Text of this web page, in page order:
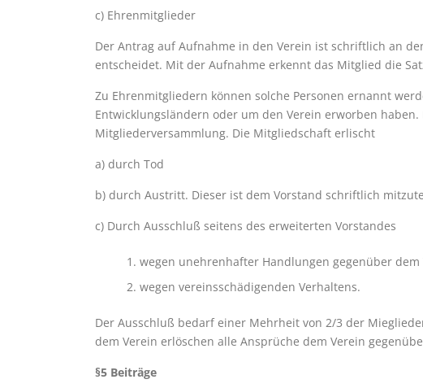
c) Ehrenmitglieder
Der Antrag auf Aufnahme in den Verein ist schriftlich an
entscheidet. Mit der Aufnahme erkennt das Mitglied die
Zu Ehrenmitgliedern können solche Personen ernannt
Entwicklungsländern oder um den Verein erworben
Mitgliederversammlung. Die Mitgliedschaft erlischt
a) durch Tod
b) durch Austritt. Dieser ist dem Vorstand schriftlich
c) Durch Ausschluß seitens des erweiterten Vorstandes
wegen unehrenhafter Handlungen gegenüber dem
wegen vereinsschädigenden Verhaltens.
Der Ausschluß bedarf einer Mehrheit von 2/3 der
dem Verein erlöschen alle Ansprüche dem Verein
§5 Beiträge